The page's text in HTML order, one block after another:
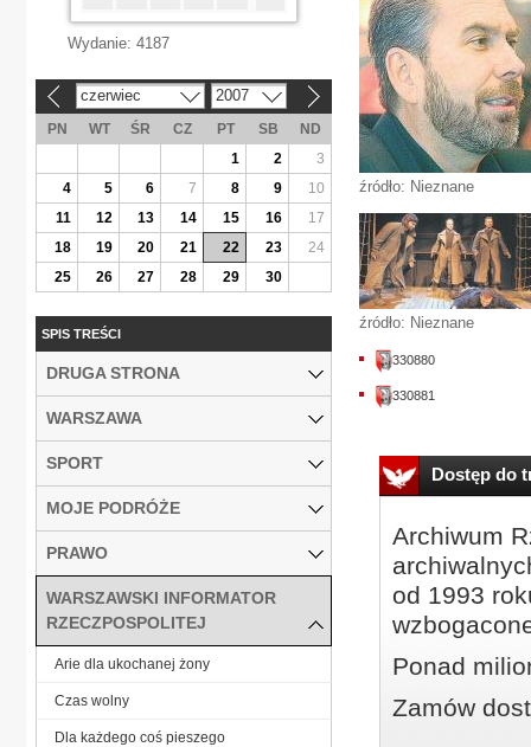
źródło: Nieznane
źródło: Nieznane
330880
330881
Dostęp do
Archiwum
od 1993
Ponad
Zamów
Wydanie: 4187
czerwiec 2007
PN WT ŚR CZ PT SB
ND
1
2
3
4
5 6 7 8 9
10
11
12 13 14 15 16
17
18
19 20 21 22 23
24
25
26 27 28 29 30
SPIS TREŚCI
DRUGA STRONA
WARSZAWA
SPORT
MOJE PODRÓŻE
PRAWO
WARSZAWSKI INFORMATOR
RZECZPOSPOLITEJ
Arie dla ukochanej żony
Czas wolny
Dla każdego coś pieszego